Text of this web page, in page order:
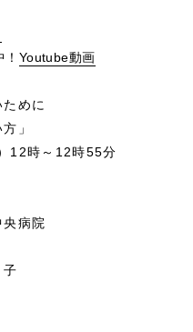
Youtube動画
めに
」
12時～12時55分
病院
子